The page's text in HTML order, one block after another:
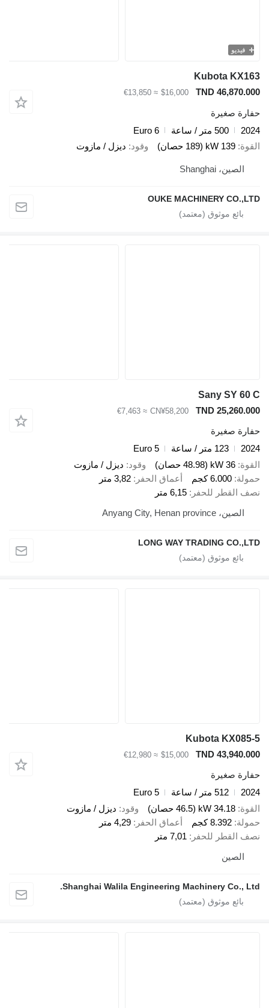
فيديو
Kubota KX163
TND 46,870.000
$16,000
≈ €13,850
حفارة صغيرة
2024
500 متر / ساعة
Euro 6
القوة 139 kW (189 حصان) وقود ديزل / مازوت
الصين، Shanghai
OUKE MACHINERY CO.,LTD
Sany SY 60 C
TND 25,260.000
CN¥58,200
≈ €7,463
حفارة صغيرة
2024
123 متر / ساعة
Euro 5
القوة 36 kW (48.98 حصان) وقود ديزل / مازوت
حمولة 6.000 كجم أعماق الحفر
3,82 متر
نصف القطر للحفر
6,15 متر
الصين، Anyang City, Henan province
LONG WAY TRADING CO.,LTD
Kubota KX085-5
TND 43,940.000
$15,000
≈ €12,980
حفارة صغيرة
2024
512 متر / ساعة
Euro 5
القوة 34.18 kW (46.5 حصان) وقود ديزل / مازوت
حمولة 8.392 كجم أعماق الحفر
4,29 متر
نصف القطر للحفر
7,01 متر
الصين
Shanghai Walila Engineering Machinery Co., Ltd.